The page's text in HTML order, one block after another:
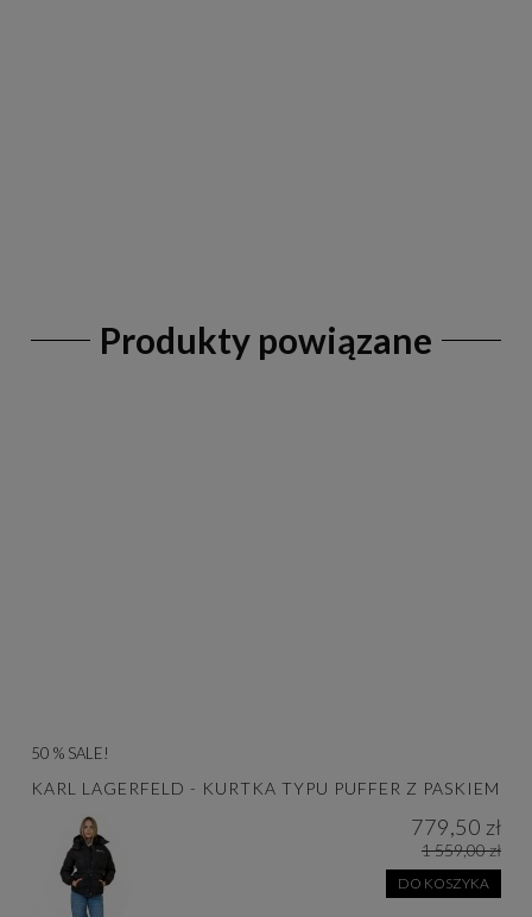
Produkty powiązane
50 % SALE!
KARL LAGERFELD - KURTKA TYPU PUFFER Z PASKIEM
779,50 zł
1 559,00 zł
DO KOSZYKA